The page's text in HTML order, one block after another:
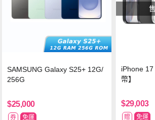
SAMSUNG Galaxy S25+ 12G/
256G
$25,000
券 免運
iPhone
幣】
$29,003
贈 免運